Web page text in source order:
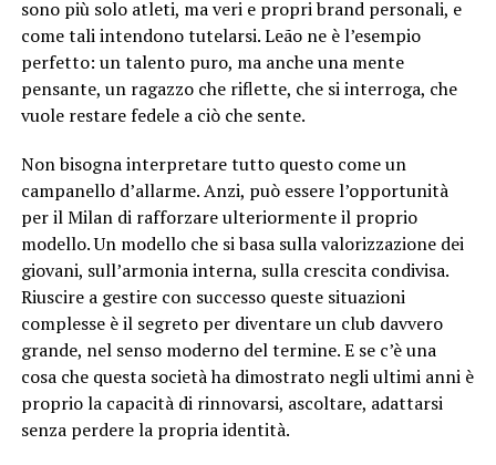
sono più solo atleti, ma veri e propri brand personali, e
come tali intendono tutelarsi. Leão ne è l’esempio
perfetto: un talento puro, ma anche una mente
pensante, un ragazzo che riflette, che si interroga, che
vuole restare fedele a ciò che sente.
Non bisogna interpretare tutto questo come un
campanello d’allarme. Anzi, può essere l’opportunità
per il Milan di rafforzare ulteriormente il proprio
modello. Un modello che si basa sulla valorizzazione dei
giovani, sull’armonia interna, sulla crescita condivisa.
Riuscire a gestire con successo queste situazioni
complesse è il segreto per diventare un club davvero
grande, nel senso moderno del termine. E se c’è una
cosa che questa società ha dimostrato negli ultimi anni è
proprio la capacità di rinnovarsi, ascoltare, adattarsi
senza perdere la propria identità.